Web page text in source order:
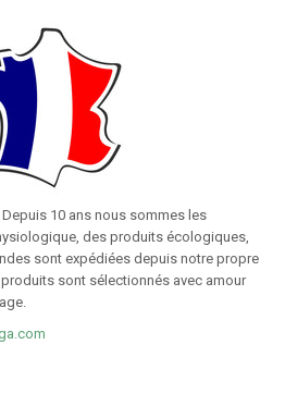
10 ans nous sommes les
des produits écologiques,
sont expédiées depuis notre propre
sont sélectionnés avec amour